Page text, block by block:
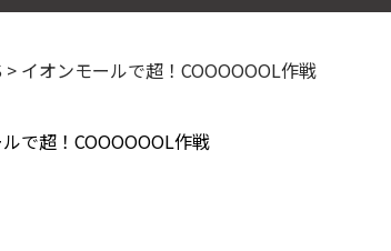
> イオンモールで超！COOOOOOL作戦